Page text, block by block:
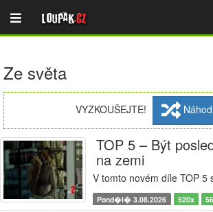
Loupak.cz
Ze světa
VYZKOUŠEJTE!
TOP 5 – Být
na zemi
V tomto novém díle TOP 5
Pond�l� 3.08.2026 520x